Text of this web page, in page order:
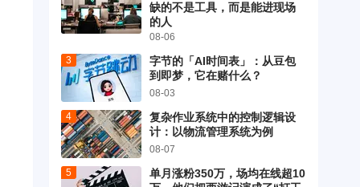
缺的不是工具，而是能进现场
的人
08-06
字节的「AI时间表」：从豆包
到即梦，它在赌什么？
08-03
复杂作业系统中的控制逻辑设
计：以物流管理系统为例
08-07
单月涨粉350万，场均在线超10